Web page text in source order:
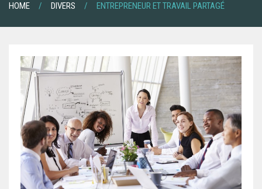
HOME DIVERS ENTREPRENEUR ET TRAVAIL PARTAGÉ